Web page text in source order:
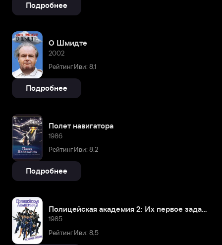
Подробнее
О Шмидте
2002
Рейтинг Иви: 8,1
Подробнее
Полет навигатора
1986
Рейтинг Иви: 8,2
Подробнее
Полицейская академия 2: Их первое задание
1985
Рейтинг Иви: 8,5